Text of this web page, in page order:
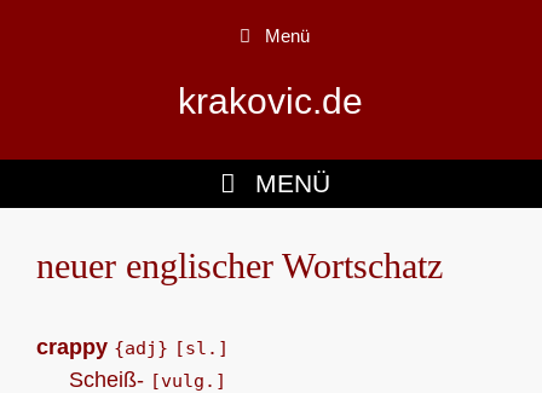
Menü
krakovic.de
MENÜ
neuer englischer Wortschatz
crappy {adj} [sl.]
Scheiß- [vulg.]